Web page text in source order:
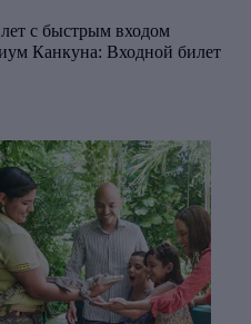
с быстрым входом
Канкуна: Входной билет